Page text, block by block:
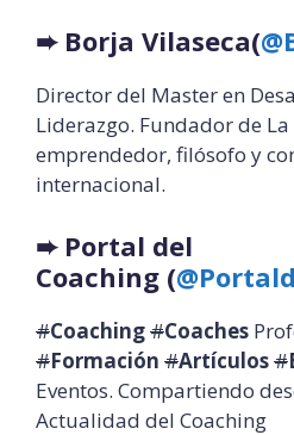
➨ Borja Vilaseca(
Director del Master en
Liderazgo. Fundador de
emprendedor, filósofo y
internacional.
➨ Portal del
Coaching (
#Coaching#Coaches
#Formación #Artículos#
Eventos. Compartiendo
Actualidad del Coaching